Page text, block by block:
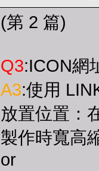
(第 2 篇)
Q3:ICON網
A3:使用
放置位置：
製作時寬高
or